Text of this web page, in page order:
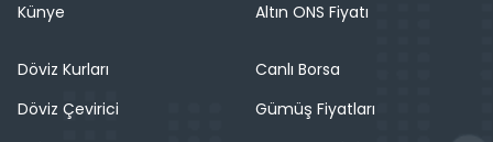
Künye
Altın ONS Fiyatı
Döviz Kurları
Döviz Çevirici
Canlı Borsa
Gümüş Fiyatları